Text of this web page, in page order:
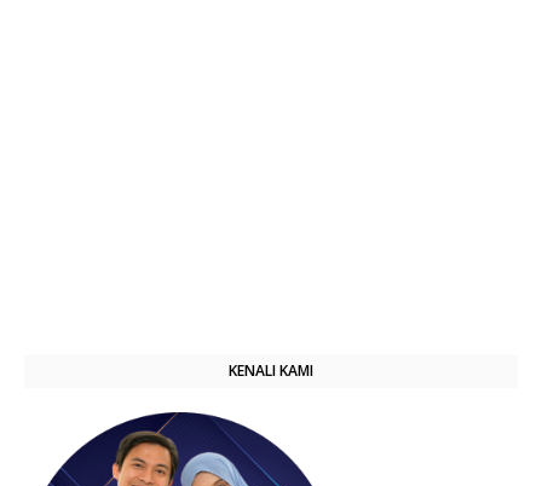
KENALI KAMI